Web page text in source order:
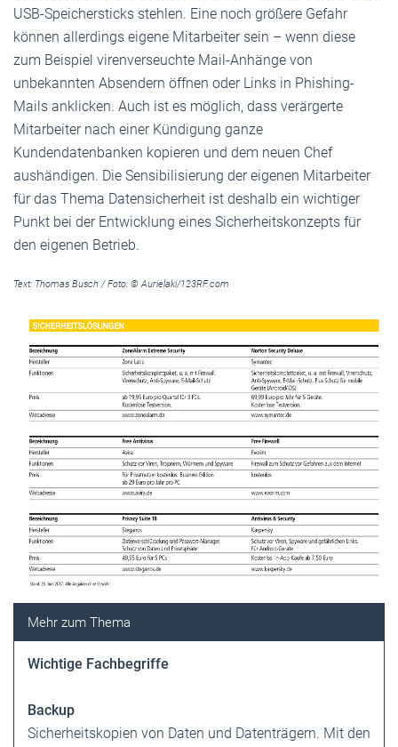
USB-Speichersticks stehlen. Eine noch größere Gefahr
können allerdings eigene Mitarbeiter sein – wenn diese
zum Beispiel virenverseuchte Mail-Anhänge von
unbekannten Absendern öffnen oder Links in Phishing-
Mails anklicken. Auch ist es möglich, dass verärgerte
Mitarbeiter nach einer Kündigung ganze
Kundendatenbanken kopieren und dem neuen Chef
aushändigen. Die Sensibilisierung der eigenen Mitarbeiter
für das Thema Datensicherheit ist deshalb ein wichtiger
Punkt bei der Entwicklung eines Sicherheitskonzepts für
den eigenen Betrieb.
Text: Thomas Busch / Foto: © Aurielaki/123RF.com
Wichtige Fachbegriffe
Backup
Sicherheitskopien von Daten und Datenträgern. Mit den